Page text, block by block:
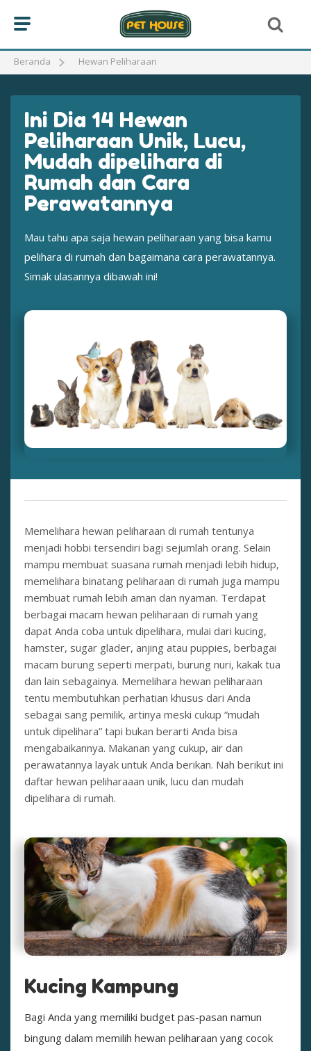
Beranda Hewan Peliharaan
Ini Dia 14 Hewan
Peliharaan Unik, Lucu,
Mudah dipelihara di
Rumah dan Cara
Perawatannya
Mau tahu apa saja hewan peliharaan yang bisa kamu
pelihara di rumah dan bagaimana cara perawatannya.
Simak ulasannya dibawah ini!
Memelihara hewan peliharaan di rumah tentunya
menjadi hobbi tersendiri bagi sejumlah orang. Selain
mampu membuat suasana rumah menjadi lebih hidup,
memelihara binatang peliharaan di rumah juga mampu
membuat rumah lebih aman dan nyaman. Terdapat
berbagai macam hewan peliharaan di rumah yang
dapat Anda coba untuk dipelihara, mulai dari kucing,
hamster, sugar glader, anjing atau puppies, berbagai
macam burung seperti merpati, burung nuri, kakak tua
dan lain sebagainya. Memelihara hewan peliharaan
tentu membutuhkan perhatian khusus dari Anda
sebagai sang pemilik, artinya meski cukup “mudah
untuk dipelihara” tapi bukan berarti Anda bisa
mengabaikannya. Makanan yang cukup, air dan
perawatannya layak untuk Anda berikan. Nah berikut ini
daftar hewan peliharaaan unik, lucu dan mudah
dipelihara di rumah.
Kucing Kampung
Bagi Anda yang memiliki budget pas-pasan namun
bingung dalam memilih hewan peliharaan yang cocok